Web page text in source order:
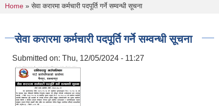
You are here
Home » सेवा करारमा कर्मचारी पदपूर्ति गर्ने सम्वन्धी सूचना
सेवा करारमा कर्मचारी पदपूर्ति गर्ने सम्वन्धी सूचना
Submitted on: Thu, 12/05/2024 - 11:27